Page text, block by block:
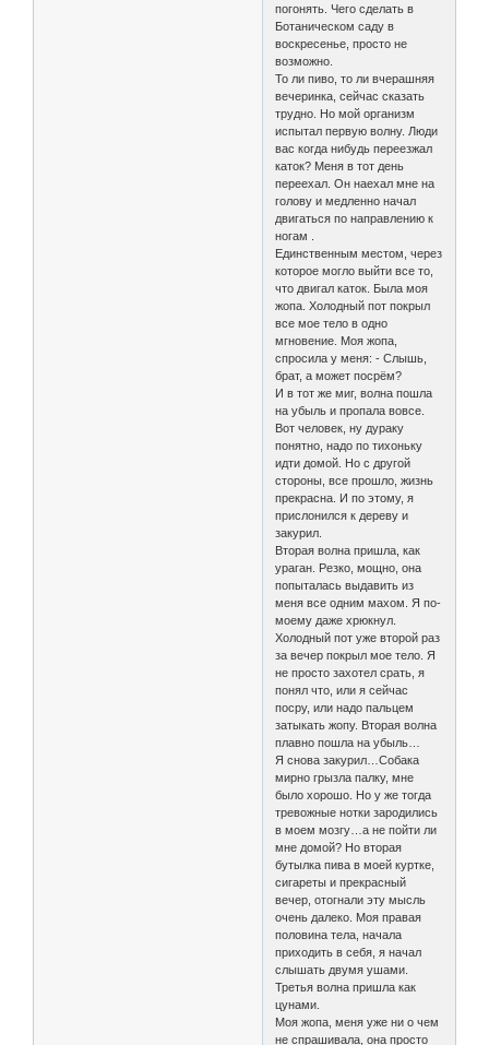
погонять. Чего сделать в
Ботаническом саду в
воскресенье, просто не
возможно.
То ли пиво, то ли вчерашняя
вечеринка, сейчас сказать
трудно. Но мой организм
испытал первую волну. Люди
вас когда нибудь переезжал
каток? Меня в тот день
переехал. Он наехал мне на
голову и медленно начал
двигаться по направлению к
ногам .
Единственным местом, через
которое могло выйти все то,
что двигал каток. Была моя
жопа. Холодный пот покрыл
все мое тело в одно
мгновение. Моя жопа,
спросила у меня: - Слышь,
брат, а может посрём?
И в тот же миг, волна пошла
на убыль и пропала вовсе.
Вот человек, ну дураку
понятно, надо по тихоньку
идти домой. Но с другой
стороны, все прошло, жизнь
прекрасна. И по этому, я
прислонился к дереву и
закурил.
Вторая волна пришла, как
ураган. Резко, мощно, она
попыталась выдавить из
меня все одним махом. Я по-
моему даже хрюкнул.
Холодный пот уже второй раз
за вечер покрыл мое тело. Я
не просто захотел срать, я
понял что, или я сейчас
посру, или надо пальцем
затыкать жопу. Вторая волна
плавно пошла на убыль…
Я снова закурил…Собака
мирно грызла палку, мне
было хорошо. Но у же тогда
тревожные нотки зародились
в моем мозгу…а не пойти ли
мне домой? Но вторая
бутылка пива в моей куртке,
сигареты и прекрасный
вечер, отогнали эту мысль
очень далеко. Моя правая
половина тела, начала
приходить в себя, я начал
слышать двумя ушами.
Третья волна пришла как
цунами.
Моя жопа, меня уже ни о чем
не спрашивала, она просто